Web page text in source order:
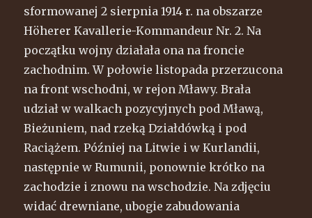
sformowanej 2 sierpnia 1914 r. na obszarze
Höherer Kavallerie-Kommandeur Nr. 2. Na
początku wojny działała ona na froncie
zachodnim. W połowie listopada przerzucona
na front wschodni, w rejon Mławy. Brała
udział w walkach pozycyjnych pod Mławą,
Bieżuniem, nad rzeką Działdówką i pod
Raciążem. Później na Litwie i w Kurlandii,
następnie w Rumunii, ponownie krótko na
zachodzie i znowu na wschodzie. Na zdjęciu
widać drewniane, ubogie zabudowania